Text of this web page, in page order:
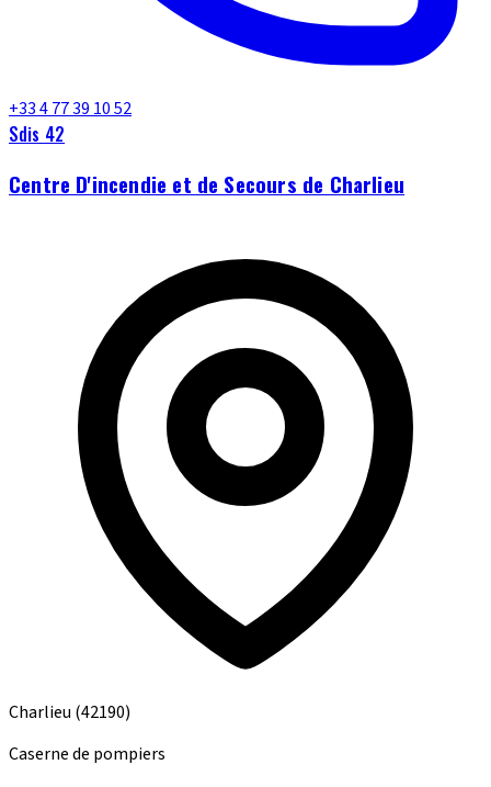
+33 4 77 39 10 52
Sdis 42
Centre D'incendie et de Secours de Charlieu
Charlieu (42190)
Caserne de pompiers